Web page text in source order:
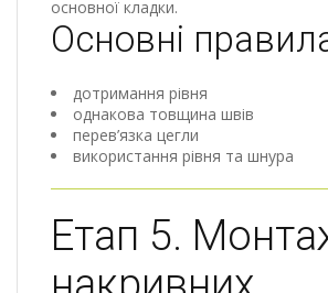
основної кладки.
Основні
дотримання рівня
однакова товщина швів
перев’язка цегли
використання рівня та шнура
Етап 5.